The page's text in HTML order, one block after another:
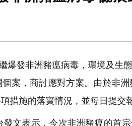
發非洲豬瘟病毒，環境及生
案，商討應對方案。由於非
措施的落實情況，並每日提交
文表示，今次非洲豬瘟的首